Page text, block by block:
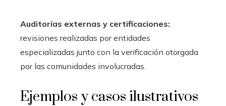
Auditorías externas y certificaciones:
revisiones realizadas por entidades
especializadas junto con la verificación otorgada
por las comunidades involucradas.
Ejemplos y casos ilustrativos